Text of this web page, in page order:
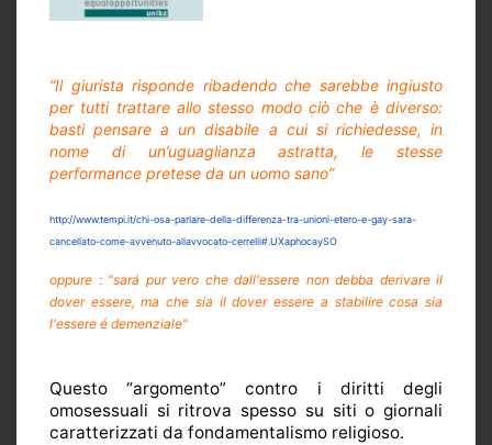
“Il giurista risponde ribadendo che sarebbe ingiusto
per tutti trattare allo stesso modo ciò che è diverso:
basti pensare a un disabile a cui si richiedesse, in
nome di un’uguaglianza astratta, le stesse
performance pretese da un uomo sano”
http://www.tempi.it/chi-osa-parlare-della-differenza-tra-unioni-etero-e-gay-sara-
cancellato-come-avvenuto-allavvocato-cerrelli#.UXaphocaySO
oppure : "sará pur vero che dall'essere non debba derivare il
dover essere, ma che sia il dover essere a stabilire cosa sia
l'essere é demenziale"
Questo “argomento” contro i diritti degli
omosessuali si ritrova spesso su siti o giornali
caratterizzati da fondamentalismo religioso.